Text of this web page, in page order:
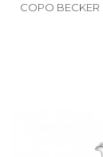
COPO BECKER